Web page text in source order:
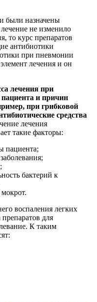
были назначены
не изменило
то курс препаратов
антибиотики
при пневмонии
лечения и он
лечения при
пациента и причин
при грибковой
средства
лечения
такие факторы:
пациента;
бактерий к
воспаления легких
для
К таким